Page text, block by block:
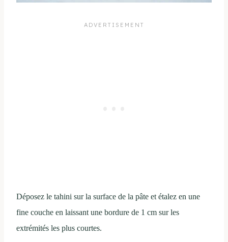
Déposez le tahini sur la surface de la pâte et étalez en une
fine couche en laissant une bordure de 1 cm sur les
extrémités les plus courtes.